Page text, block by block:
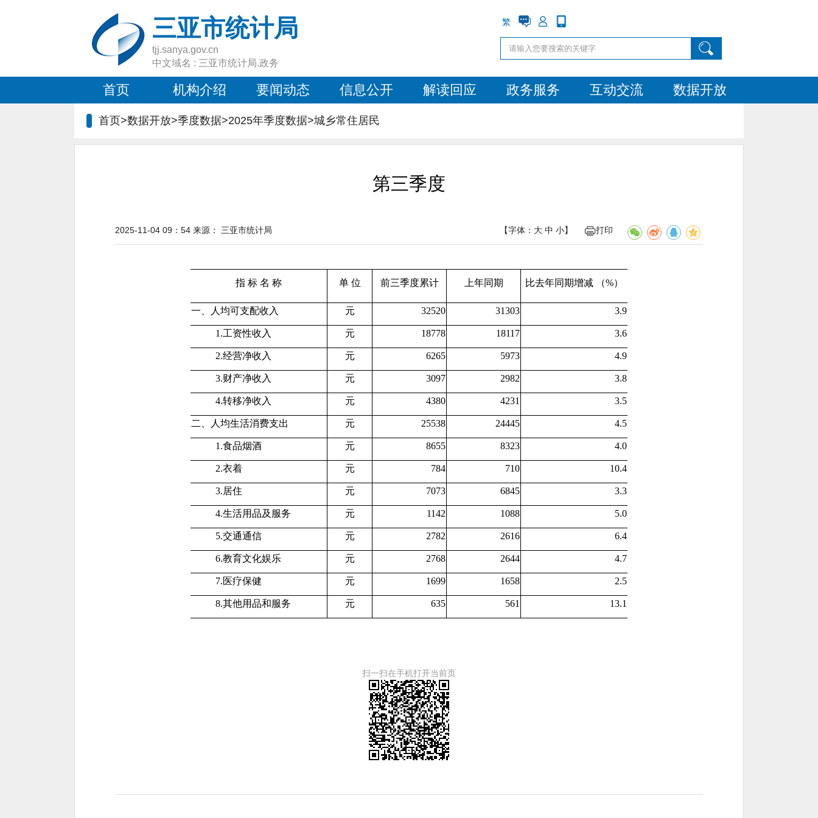
三亚市统计局
tjj.sanya.gov.cn
中文域名 : 三亚市统计局.政务
繁
首页 机构介绍 要闻动态 信息公开 解读回应 政务服务 互动交流 数据开放
首页>数据开放>季度数据>2025年季度数据>城乡常住居民
第三季度
【字体： 大 中 小】 打印
2025-11-04 09：54 来源： 三亚市统计局
指 标 名 称 单 位 前三季度累计 上年同期 比去年同期增减 （%）
一、人均可支配收入 元 32520 31303 3.9
1.工资性收入 元 18778 18117 3.6
2.经营净收入 元 6265 5973 4.9
3.财产净收入 元 3097 2982 3.8
4.转移净收入 元 4380 4231 3.5
二、人均生活消费支出 元 25538 24445 4.5
1.食品烟酒 元 8655 8323 4.0
2.衣着 元 784 710 10.4
3.居住 元 7073 6845 3.3
4.生活用品及服务 元 1142 1088 5.0
5.交通通信 元 2782 2616 6.4
6.教育文化娱乐 元 2768 2644 4.7
7.医疗保健 元 1699 1658 2.5
8.其他用品和服务 元 635 561 13.1
扫一扫在手机打开当前页